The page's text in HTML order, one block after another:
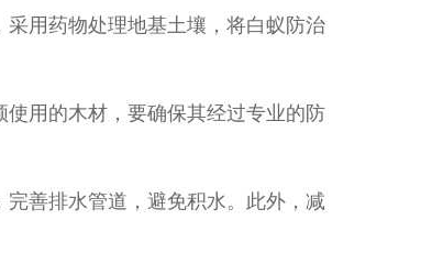
用药物处理地基土壤，将白蚁防治
用的木材，要确保其经过专业的防
善排水管道，避免积水。此外，减